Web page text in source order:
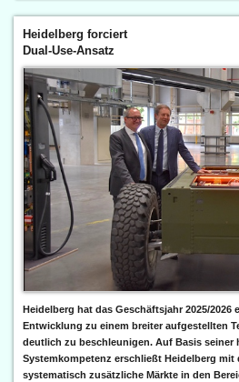
Heidelberg forciert
Dual-Use-Ansatz
Heidelberg hat das Geschäftsjahr 2025/
Entwicklung zu einem breiter aufgestellten
deutlich zu beschleunigen. Auf Basis seiner
Systemkompetenz erschließt Heidelberg mit
systematisch zusätzliche Märkte in den